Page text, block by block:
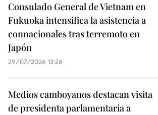
Consulado General de Vietnam en
Fukuoka intensifica la asistencia a
connacionales tras terremoto en
Japón
29/07/2026 13:26
Medios camboyanos destacan visita
de presidenta parlamentaria a